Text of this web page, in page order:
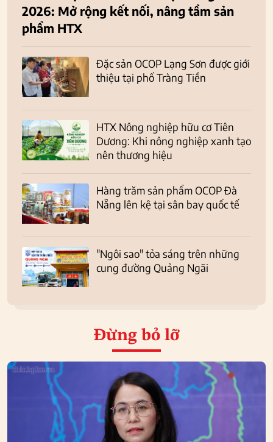
2026: Mở rộng kết nối, nâng tầm sản
phẩm HTX
Đặc sản OCOP Lạng Sơn được giới
thiệu tại phố Tràng Tiền
HTX Nông nghiệp hữu cơ Tiên
Dương: Khi nông nghiệp xanh tạo
nên thương hiệu
Hàng trăm sản phẩm OCOP Đà
Nẵng lên kệ tại sân bay quốc tế
"Ngôi sao" tỏa sáng trên những
cung đường Quảng Ngãi
Đừng bỏ lỡ